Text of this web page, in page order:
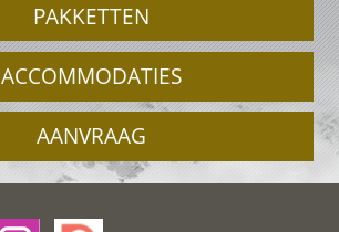
PAKKETTEN
ACCOMMODATIES
AANVRAAG